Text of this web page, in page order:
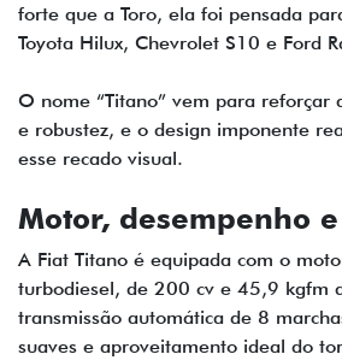
forte que a Toro, ela foi pensada
Toyota Hilux, Chevrolet S10 e Ford
O nome “Titano” vem para reforçar
e robustez, e o design imponente
esse recado visual.
Motor, desempenho
A Fiat Titano é equipada com o
turbodiesel, de 200 cv e 45,9 kgfm
transmissão automática de 8
suaves e aproveitamento ideal do